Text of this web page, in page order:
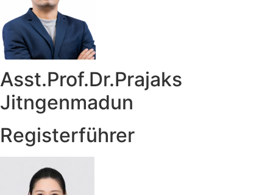
Asst.Prof.Dr.Prajaks
Jitngenmadun
Registerführer